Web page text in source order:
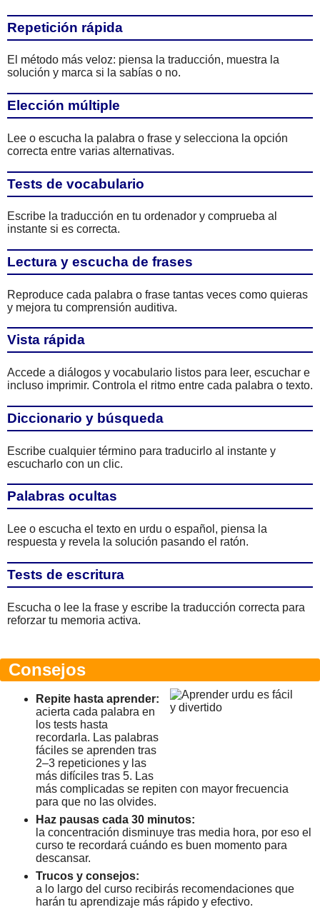
Repetición rápida
El método más veloz: piensa la traducción, muestra la
solución y marca si la sabías o no.
Elección múltiple
Lee o escucha la palabra o frase y selecciona la opción
correcta entre varias alternativas.
Tests de vocabulario
Escribe la traducción en tu ordenador y comprueba al
instante si es correcta.
Lectura y escucha de frases
Reproduce cada palabra o frase tantas veces como quieras
y mejora tu comprensión auditiva.
Vista rápida
Accede a diálogos y vocabulario listos para leer, escuchar e
incluso imprimir. Controla el ritmo entre cada palabra o texto.
Diccionario y búsqueda
Escribe cualquier término para traducirlo al instante y
escucharlo con un clic.
Palabras ocultas
Lee o escucha el texto en urdu o español, piensa la
respuesta y revela la solución pasando el ratón.
Tests de escritura
Escucha o lee la frase y escribe la traducción correcta para
reforzar tu memoria activa.
Consejos
Repite hasta aprender:
acierta cada palabra en
los tests hasta
recordarla. Las palabras
fáciles se aprenden tras
2–3 repeticiones y las
más difíciles tras 5. Las
más complicadas se repiten con mayor frecuencia
para que no las olvides.
Haz pausas cada 30 minutos:
la concentración disminuye tras media hora, por eso el
curso te recordará cuándo es buen momento para
descansar.
Trucos y consejos:
a lo largo del curso recibirás recomendaciones que
harán tu aprendizaje más rápido y efectivo.